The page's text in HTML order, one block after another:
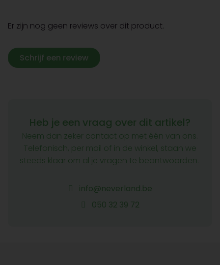
Er zijn nog geen reviews over dit product.
Schrijf een review
Heb je een vraag over dit artikel?
Neem dan zeker contact op met één van ons.
Telefonisch, per mail of in de winkel, staan we
steeds klaar om al je vragen te beantwoorden.
info@neverland.be
050 32 39 72